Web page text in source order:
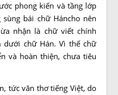
phong kiến và tầng lớp
bái chữ Háncho nên
nhận là chữ viết chính
chữ Hán. Vì thế chữ
và hoàn thiện, chưa tiêu
tức văn thơ tiếng Việt, do